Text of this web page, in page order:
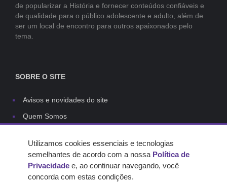
de popularizar a História e fornecer conteúdos confiáveis e
de qualidade para o público adolescente e adulto, além de
ser um local de encontro para outros apaixonados pelo
tema.
SOBRE O SITE
Avisos e novidades do site
Quem Somos
Contato
Capas do site
Utilizamos cookies essenciais e tecnologias
semelhantes de acordo com a nossa Política de
Privacidade e, ao continuar navegando, você
concorda com estas condições.